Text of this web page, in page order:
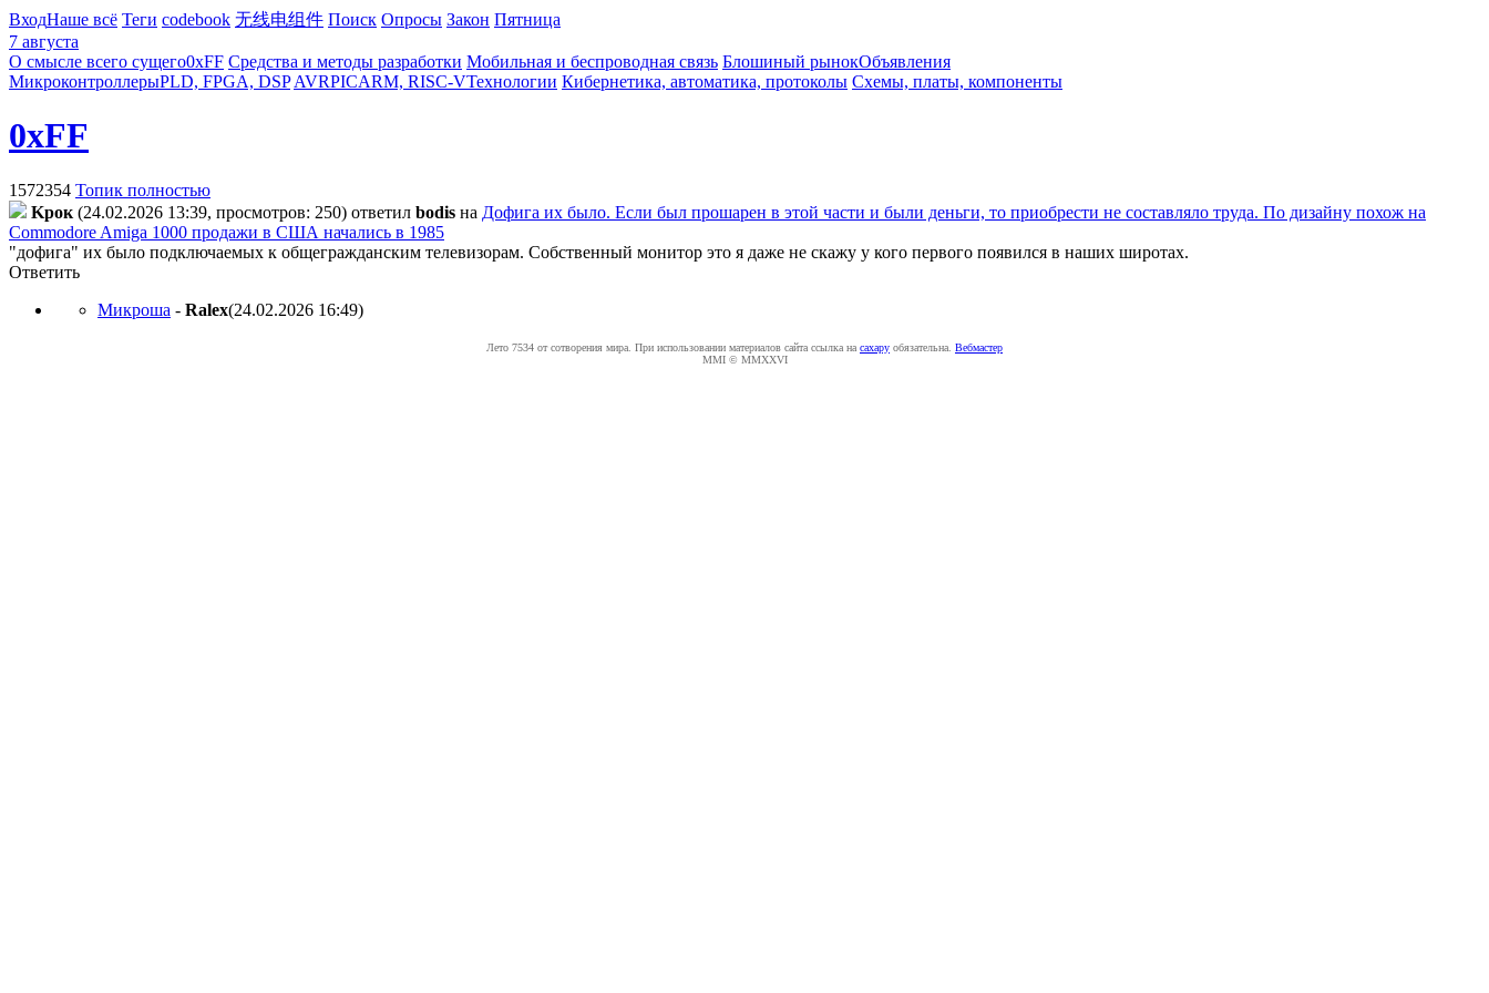
ВходНаше всё Теги codebook 无线电组件 Поиск Опросы Закон Пятница
7 августа
О смысле всего сущего0xFF Средства и методы разработки Мобильная и беспроводная связь Блошиный рынокОбъявления
МикроконтроллерыPLD, FPGA, DSP AVRPICARM, RISC-VТехнологии Кибернетика, автоматика, протоколы Схемы, платы, компоненты
0xFF
1572354 Топик полностью
Kpoк (24.02.2026 13:39, просмотров: 250) ответил bodis на Дофига их было. Если был прошарен в этой части и были деньги, то приобрести не составляло труда. По дизайну похож на
Commodore Amiga 1000 продажи в США начались в 1985
"дофига" их было подключаемых к общегражданским телевизорам. Собственный монитор это я даже не скажу у кого первого появился в наших широтах.
Ответить
Микроша - Ralex(24.02.2026 16:49)
Лето 7534 от сотворения мира. При использовании материалов сайта ссылка на caxapу обязательна. Вебмастер
MMI © MMXXVI